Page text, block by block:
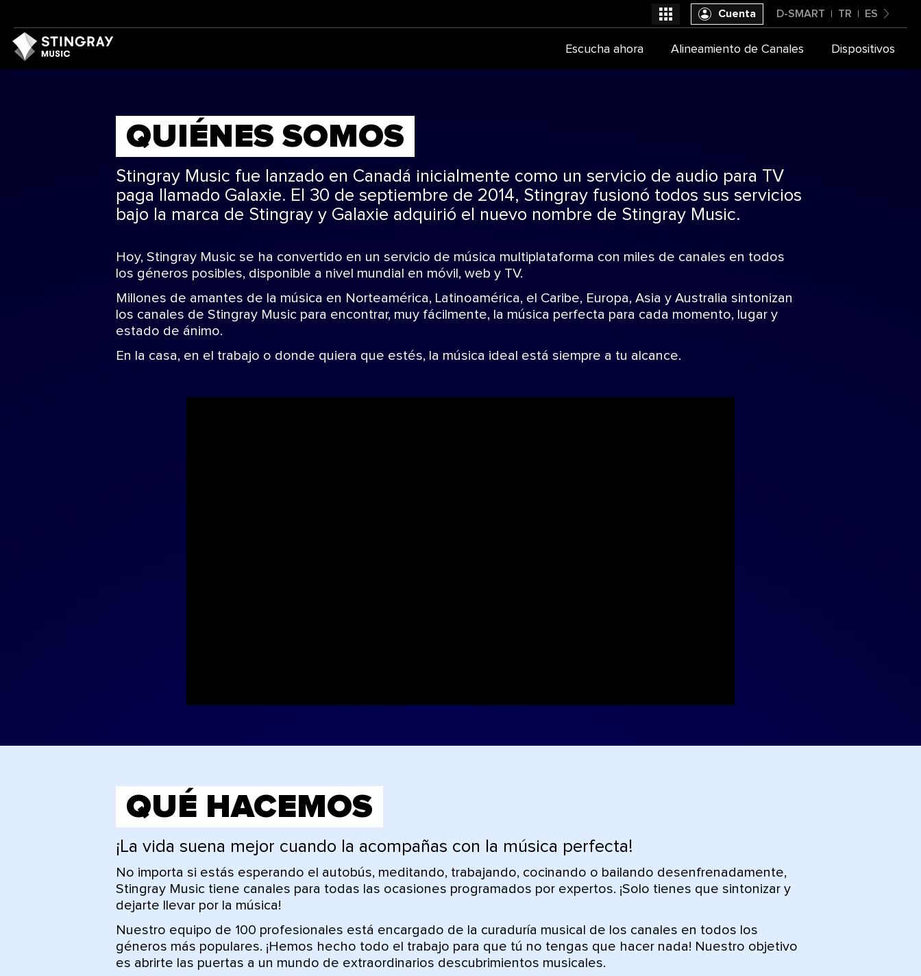
QUIÉNES SOMOS
Stingray Music fue lanzado en Canadá inicialmente como un servicio de audio para TV
paga llamado Galaxie. El 30 de septiembre de 2014, Stingray fusionó todos sus servicios
bajo la marca de Stingray y Galaxie adquirió el nuevo nombre de Stingray Music.
Hoy, Stingray Music se ha convertido en un servicio de música multiplataforma con miles de canales en todos
los géneros posibles, disponible a nivel mundial en móvil, web y TV.
Millones de amantes de la música en Norteamérica, Latinoamérica, el Caribe, Europa, Asia y Australia sintonizan
los canales de Stingray Music para encontrar, muy fácilmente, la música perfecta para cada momento, lugar y
estado de ánimo.
En la casa, en el trabajo o donde quiera que estés, la música ideal está siempre a tu alcance.
QUÉ HACEMOS
¡La vida suena mejor cuando la acompañas con la música perfecta!
No importa si estás esperando el autobús, meditando, trabajando, cocinando o bailando desenfrenadamente,
Stingray Music tiene canales para todas las ocasiones programados por expertos. ¡Solo tienes que sintonizar y
dejarte llevar por la música!
Nuestro equipo de 100 profesionales está encargado de la curaduría musical de los canales en todos los
géneros más populares. ¡Hemos hecho todo el trabajo para que tú no tengas que hacer nada! Nuestro objetivo
es abrirte las puertas a un mundo de extraordinarios descubrimientos musicales.
Turkey
D-SMART TR ES
Cuenta
Escucha ahora Alineamiento de Canales Dispositivos